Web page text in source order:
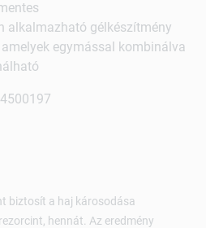
alkalmazható gélkészítmény
egymással kombinálva
biztosít a haj károsodása
hennát. Az eredmény